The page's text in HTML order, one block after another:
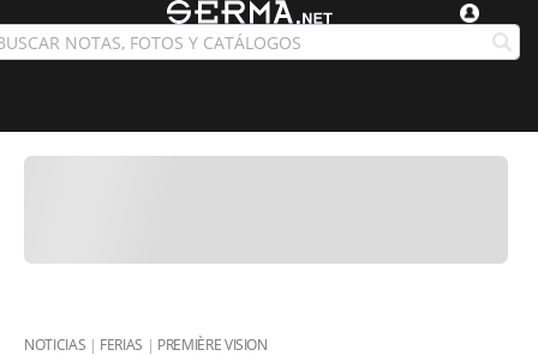
NOTICIAS | FERIAS | PREMIÈRE VISION